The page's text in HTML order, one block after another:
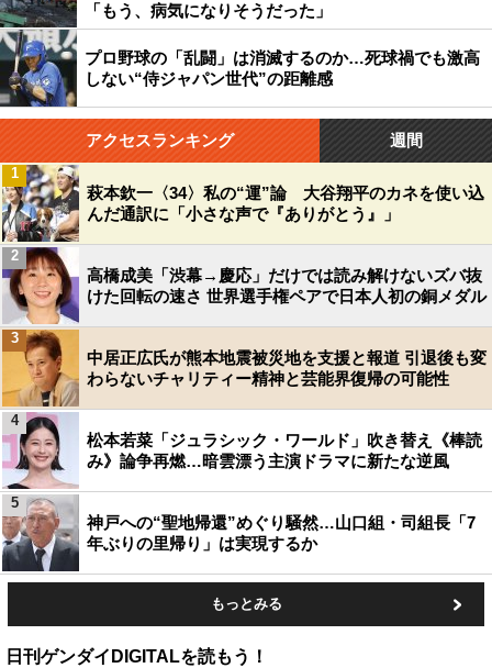
「もう、病気になりそうだった」
プロ野球の「乱闘」は消滅するのか…死球禍でも激高
しない“侍ジャパン世代”の距離感
アクセスランキング 週間
萩本欽一〈34〉私の“運”論 大谷翔平のカネを使い込
んだ通訳に「小さな声で『ありがとう』」
1
高橋成美「渋幕→慶応」だけでは読み解けないズバ抜
けた回転の速さ 世界選手権ペアで日本人初の銅メダル
2
中居正広氏が熊本地震被災地を支援と報道 引退後も変
わらないチャリティー精神と芸能界復帰の可能性
3
松本若菜「ジュラシック・ワールド」吹き替え《棒読
み》論争再燃…暗雲漂う主演ドラマに新たな逆風
4
神戸への“聖地帰還”めぐり騒然…山口組・司組長「7
年ぶりの里帰り」は実現するか
5
もっとみる
日刊ゲンダイDIGITALを読もう！